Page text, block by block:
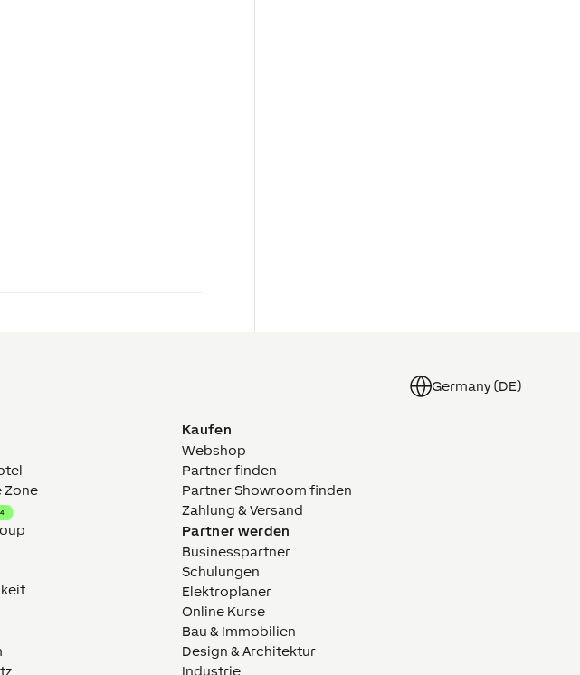
Germany (DE)
Zone
Kaufen
Webshop
Partner finden
Partner Showroom finden
Zahlung & Versand
Partner werden
Businesspartner
Schulungen
Elektroplaner
Online Kurse
Bau & Immobilien
Design & Architektur
Industrie